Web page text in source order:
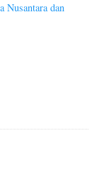
Nusantara dan